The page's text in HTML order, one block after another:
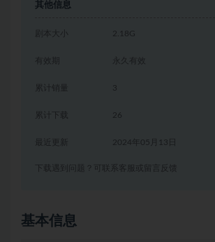
其他信息
剧本大小 2.18G
有效期 永久有效
累计销量 3
累计下载 26
2024年05月13日
下载遇到问题？可联系客服或留言反馈
基本信息